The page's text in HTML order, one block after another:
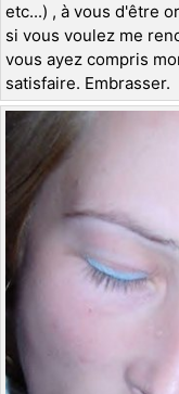
etc...) , à vous d'être
si vous voulez me
vous ayez compris
satisfaire. Embrasser.